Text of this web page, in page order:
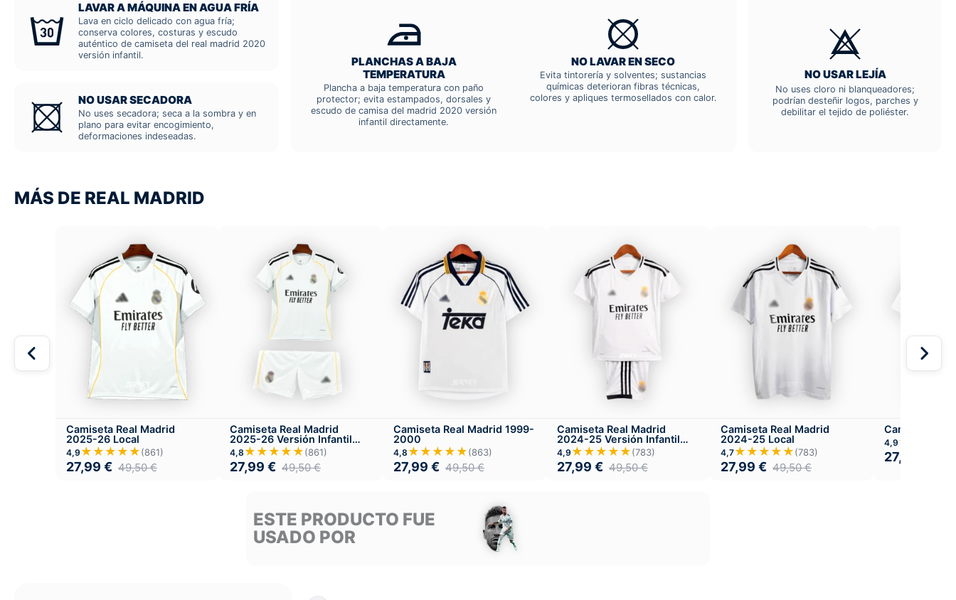
LAVAR A MÁQUINA EN AGUA FRÍA
Lava en ciclo delicado con agua fría;
conserva colores, costuras y escudo
auténtico de camiseta del real madrid 2020
versión infantil.
NO USAR SECADORA
No uses secadora; seca a la sombra y en
plano para evitar encogimiento,
deformaciones indeseadas.
PLANCHAS A BAJA
TEMPERATURA
Plancha a baja temperatura con paño
protector; evita estampados, dorsales y
escudo de camisa del madrid 2020 versión
infantil directamente.
NO LAVAR EN SECO
Evita tintorería y solventes; sustancias
químicas deterioran fibras técnicas,
colores y apliques termosellados con calor.
NO USAR LEJÍA
No uses cloro ni blanqueadores;
podrían desteñir logos, parches y
debilitar el tejido de poliéster.
MÁS DE REAL MADRID
Camiseta Real Madrid
2025-26 Local
4,9 ★★★★★(861)
27,99 € 49,50€
Camiseta Real Madrid
2025-26 Versión Infantil
Local
4,8 ★★★★★(861)
27,99 € 49,50€
Camiseta Real Madrid 1999-
2000
4,8 ★★★★★(863)
27,99 € 49,50€
Camiseta Real Madrid
2024-25 Versión Infantil
Local
4,9 ★★★★★(783)
27,99 € 49,50€
Camiseta Real Madrid
2024-25 Local
4,7★★★★★(783)
27,99 € 49,50€
Camiseta
4,9
27,99
ESTE PRODUCTO FUE
USADO POR